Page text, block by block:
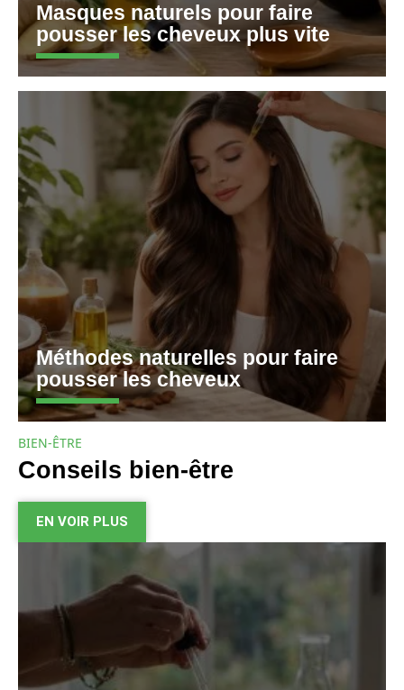
Masques naturels pour faire
pousser les cheveux plus vite
Méthodes naturelles pour faire
pousser les cheveux
BIEN-ÊTRE
Conseils bien-être
EN VOIR PLUS